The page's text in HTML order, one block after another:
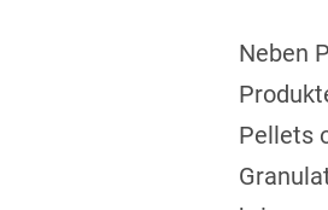
Neben
Pellets